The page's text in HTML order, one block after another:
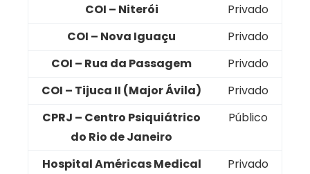
COI – Niterói
Privado
COI – Nova Iguaçu
Privado
COI – Rua da Passagem
Privado
COI – Tijuca II (Major Ávila)
Privado
CPRJ – Centro Psiquiátrico
do Rio de Janeiro
Público
Hospital Américas Medical
Privado